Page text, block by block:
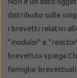
distribuito sulle
i brevetti relativi
"modular" e "reactor
brevetto» spiega
famiglie brevettuali